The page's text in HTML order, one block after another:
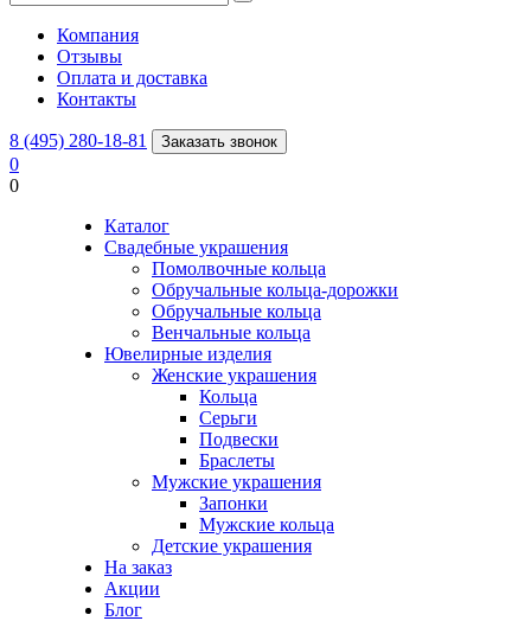
Компания
Отзывы
Оплата и доставка
Контакты
8 (495) 280-18-81 Заказать звонок
0
0
Каталог
Свадебные украшения
Помолвочные кольца
Обручальные кольца-дорожки
Обручальные кольца
Венчальные кольца
Ювелирные изделия
Женские украшения
Кольца
Серьги
Подвески
Браслеты
Мужские украшения
Запонки
Мужские кольца
Детские украшения
На заказ
Акции
Блог